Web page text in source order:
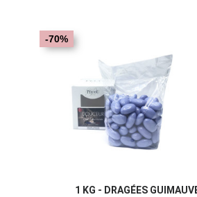
1 KG - DRAGÉES
-70%